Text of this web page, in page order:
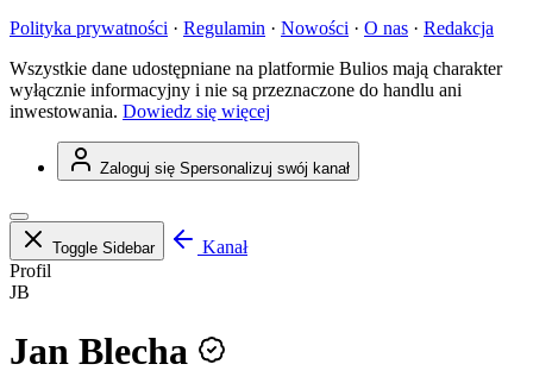
Polityka prywatności · Regulamin · Nowości · O nas · Redakcja
Wszystkie dane udostępniane na platformie Bulios mają charakter
wyłącznie informacyjny i nie są przeznaczone do handlu ani
inwestowania. Dowiedz się więcej
Zaloguj się Spersonalizuj swój kanał
Toggle Sidebar
Kanał
Profil
JB
Jan Blecha